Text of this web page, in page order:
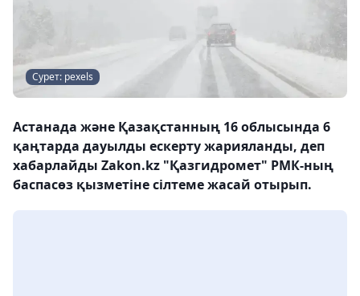
Сурет: pexels
Астанада және Қазақстанның 16 облысында 6
қаңтарда дауылды ескерту жарияланды, деп
хабарлайды Zakon.kz "Қазгидромет" РМК-ның
баспасөз қызметіне сілтеме жасай отырып.